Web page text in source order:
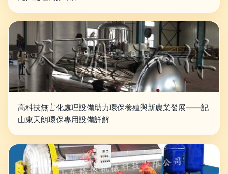
高科技無害化處理設備助力環保養殖與新農業發展——記
山東天朗環保專用設備詳解